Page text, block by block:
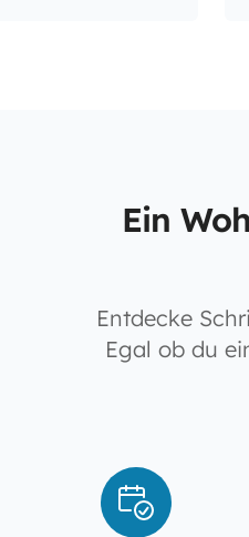
Ein
Entdecke
Egal ob du